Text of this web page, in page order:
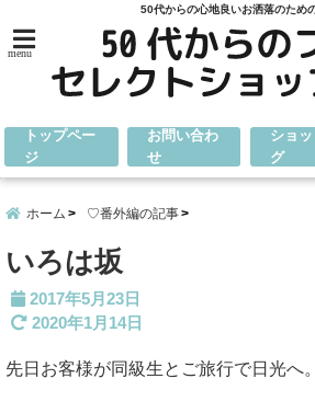
50代からの心地良いお洒落のため
menu
トップペー
ジ
お問い合わ
せ
ショ
グ
ホーム ♡番外編の記事
いろは坂
2017年5月23日
2020年1月14日
先日お客様が同級生とご旅行で日光へ。